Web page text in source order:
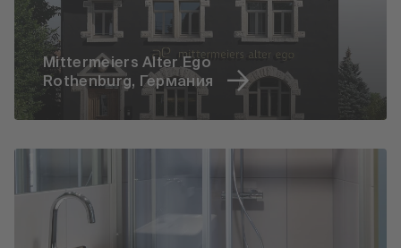
Mittermeiers Alter Ego
Rothenburg, Германия